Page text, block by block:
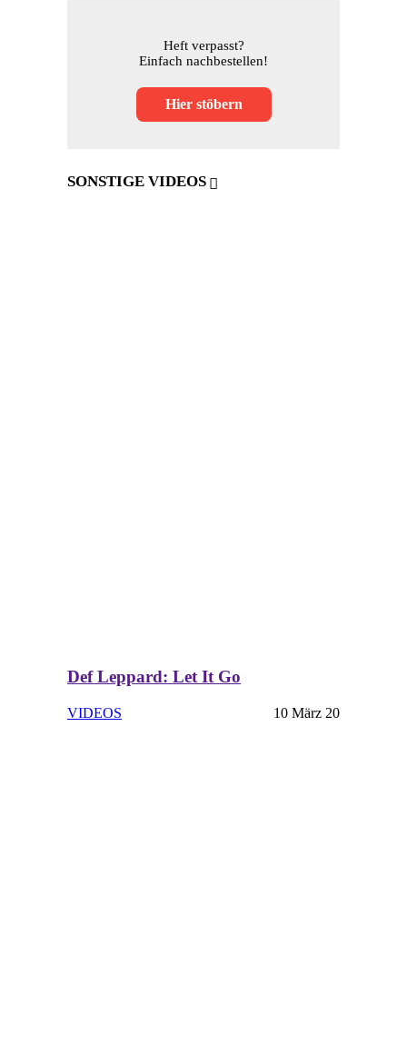
Heft verpasst?
Einfach nachbestellen!
Hier stöbern
SONSTIGE VIDEOS
Def Leppard: Let It Go
VIDEOS 10 März 20